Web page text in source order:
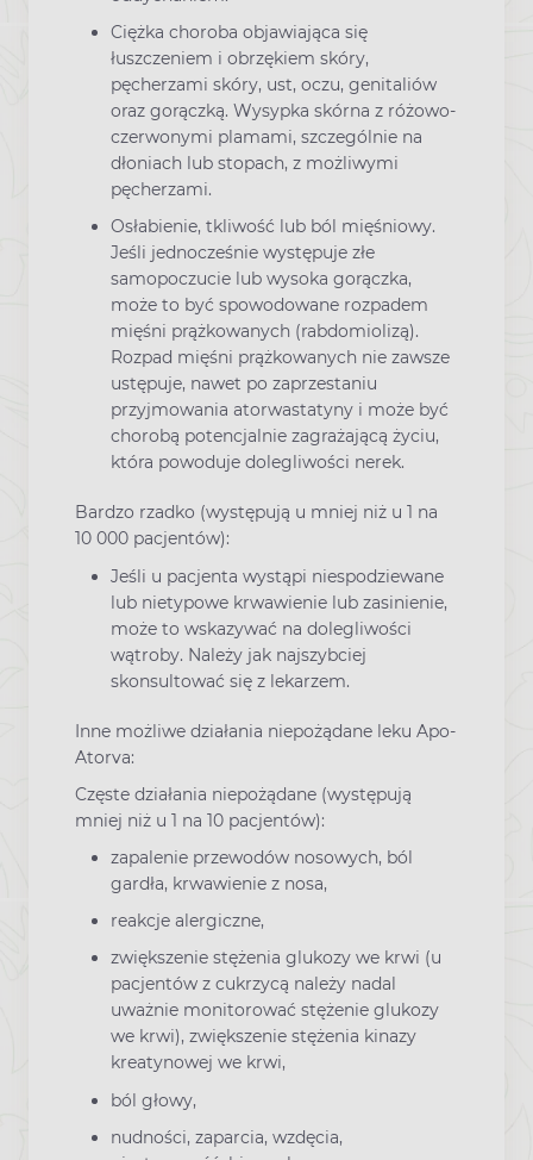
Ciężka choroba objawiająca się
łuszczeniem i obrzękiem skóry,
pęcherzami skóry, ust, oczu, genitaliów
oraz gorączką. Wysypka skórna z różowo-
czerwonymi plamami, szczególnie na
dłoniach lub stopach, z możliwymi
pęcherzami.
Osłabienie, tkliwość lub ból mięśniowy.
Jeśli jednocześnie występuje złe
samopoczucie lub wysoka gorączka,
może to być spowodowane rozpadem
mięśni prążkowanych (rabdomiolizą).
Rozpad mięśni prążkowanych nie zawsze
ustępuje, nawet po zaprzestaniu
przyjmowania atorwastatyny i może być
chorobą potencjalnie zagrażającą życiu,
która powoduje dolegliwości nerek.
Bardzo rzadko (występują u mniej niż u 1 na
10 000 pacjentów):
Jeśli u pacjenta wystąpi niespodziewane
lub nietypowe krwawienie lub zasinienie,
może to wskazywać na dolegliwości
wątroby. Należy jak najszybciej
skonsultować się z lekarzem.
Inne możliwe działania niepożądane leku Apo-
Atorva:
Częste działania niepożądane (występują
mniej niż u 1 na 10 pacjentów):
zapalenie przewodów nosowych, ból
gardła, krwawienie z nosa,
reakcje alergiczne,
zwiększenie stężenia glukozy we krwi (u
pacjentów z cukrzycą należy nadal
uważnie monitorować stężenie glukozy
we krwi), zwiększenie stężenia kinazy
kreatynowej we krwi,
ból głowy,
nudności, zaparcia, wzdęcia,